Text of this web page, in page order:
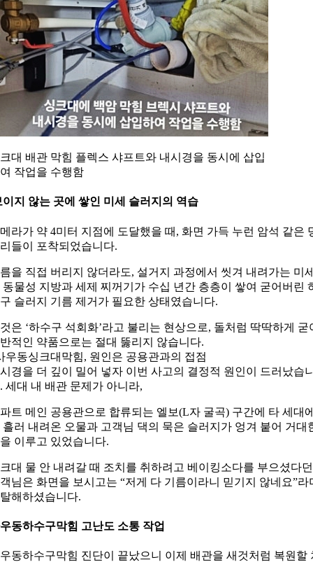
대 배관 막힘 플렉스 샤프트와 내시경을 동시에 삽입
작업을 수행함
지 않는 곳에 쌓인 미세 슬러지의 역습
라가 약 4미터 지점에 도달했을 때, 화면 가득 누런 암석 같은
들이 포착되었습니다.
을 직접 버리지 않더라도, 설거지 과정에서 씻겨 내려가는 미
동물성 지방과 세제 찌꺼기가 수십 년간 층층이 쌓여 굳어버린
슬러지 기름 제거가 필요한 상태였습니다.
은 ‘하수구 석회화’라고 불리는 현상으로, 돌처럼 딱딱하게 굳
적인 약품으로는 절대 뚫리지 않습니다.
우동싱크대막힘, 원인은 공용관과의 접점
경을 더 깊이 밀어 넣자 이번 사고의 결정적 원인이 드러났습
세대 내 배관 문제가 아니라,
트 메인 공용관으로 합류되는 엘보(L자 굴곡) 구간에 타 세대
흘러 내려온 오물과 고객님 댁의 묵은 슬러지가 엉겨 붙어 거대
이루고 있었습니다.
대 물 안 내려갈 때 조치를 취하려고 베이킹소다를 부으셨다던
님은 화면을 보시고는 “저게 다 기름이라니 믿기지 않네요”라
해하셨습니다.
동하수구막힘 고난도 소통 작업
동하수구막힘 진단이 끝났으니 이제 배관을 새것처럼 복원할